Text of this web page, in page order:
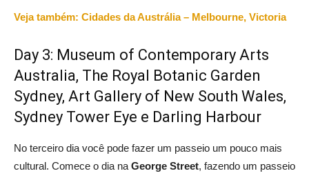
Veja também: Cidades da Austrália – Melbourne, Victoria
Day 3: Museum of Contemporary Arts
Australia, The Royal Botanic Garden
Sydney, Art Gallery of New South Wales,
Sydney Tower Eye e Darling Harbour
No terceiro dia você pode fazer um passeio um pouco mais
cultural. Comece o dia na George Street, fazendo um passeio